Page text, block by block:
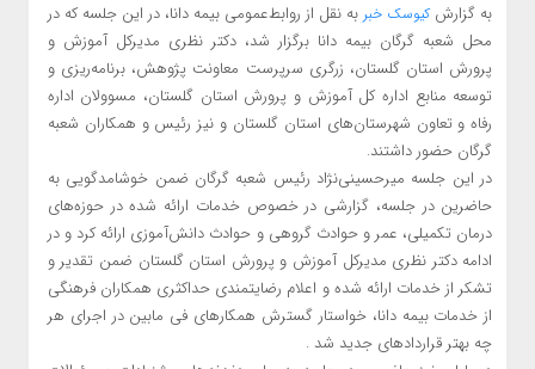
به گزارش کیوسک خبربه نقل از روابط‌عمومی بیمه دانا، در این جلسه که در
محل شعبه گرگان بیمه دانا برگزار شد، دکتر نظری مدیرکل آموزش و
پرورش استان گلستان، زرگری سرپرست معاونت پژوهش، برنامه‌ریزی و
توسعه منابع اداره کل آموزش و پرورش استان گلستان، مسوولان اداره
رفاه و تعاون شهرستان‌های استان گلستان و نیز رئیس و همکاران شعبه
گرگان حضور داشتند.
در این جلسه میرحسینی‌نژاد رئیس شعبه گرگان ضمن خوشامدگویی به
حاضرین در جلسه، گزارشی در خصوص خدمات ارائه شده در حوزه‌های
درمان تکمیلی، عمر و حوادث گروهی و حوادث دانش‌آموزی ارائه کرد و در
ادامه دکتر نظری مدیرکل آموزش و پرورش استان گلستان ضمن تقدیر و
تشکر از خدمات ارائه شده و اعلام رضایتمندی حداکثری همکاران فرهنگی
از خدمات بیمه دانا، خواستار گسترش همکار‌های فی مابین در اجرای هر
چه بهتر قراردادهای جدید شد .